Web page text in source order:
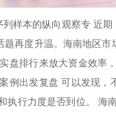
样本的纵向观察专 近
题再度升温。海南地区
盘排行来放大资金效率
例出发复盘 可以发现，
执行力度是否到位。 海